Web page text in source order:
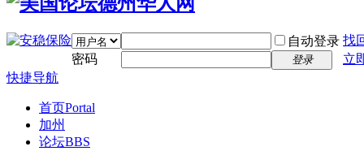
自动登录 找
密码
登录
立
快捷导航
首页Portal
加州
论坛BBS